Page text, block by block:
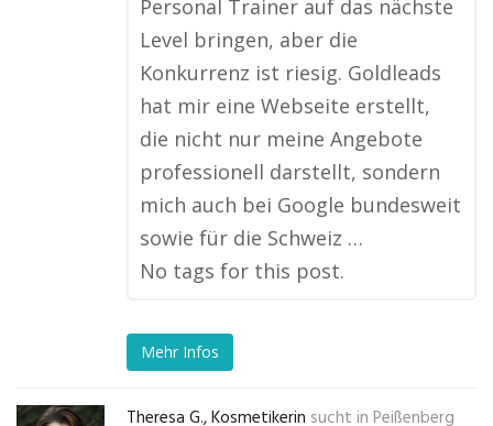
Personal Trainer auf das nächste
Level bringen, aber die
Konkurrenz ist riesig. Goldleads
hat mir eine Webseite erstellt,
die nicht nur meine Angebote
professionell darstellt, sondern
mich auch bei Google bundesweit
sowie für die Schweiz …
No tags for this post.
Mehr Infos
Theresa G., Kosmetikerin sucht in Peißenberg